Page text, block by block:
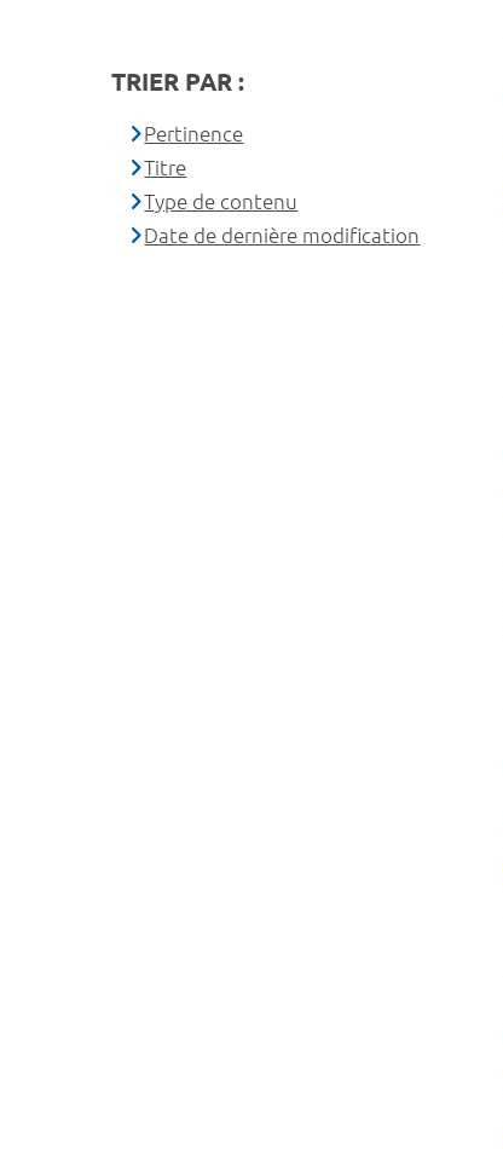
TRIER PAR :
Pertinence
Titre
Type de contenu
Date de dernière modification